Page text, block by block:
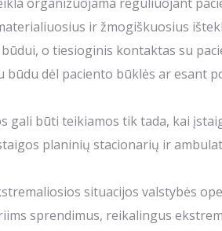
ir žmogiškuosius
o tiesioginis kontaktas su
dėl paciento būklės ar esant
gali būti teikiamos tik tada, kai
planinių stacionarių ir
situacijos valstybės
sprendimus, reikalingus